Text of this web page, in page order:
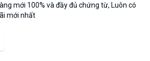
mới 100% và đầy đủ chứng từ, Luôn có
mới nhất